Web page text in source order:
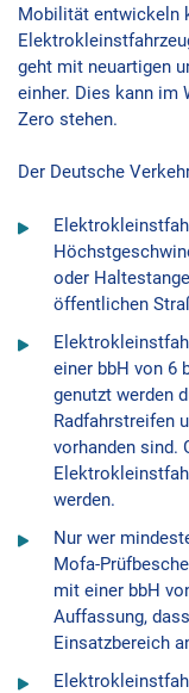
Mobilität entwickeln
geht mit neuartigen
einher. Dies kann im
Zero stehen.
Der Deutsche
oder
öffentlichen
einer bbH von 6
genutzt werden
Radfahrstreifen
vorhanden sind.
werden.
Nur wer
Mofa-
mit einer bbH
Auffassung,
Einsatzbereich